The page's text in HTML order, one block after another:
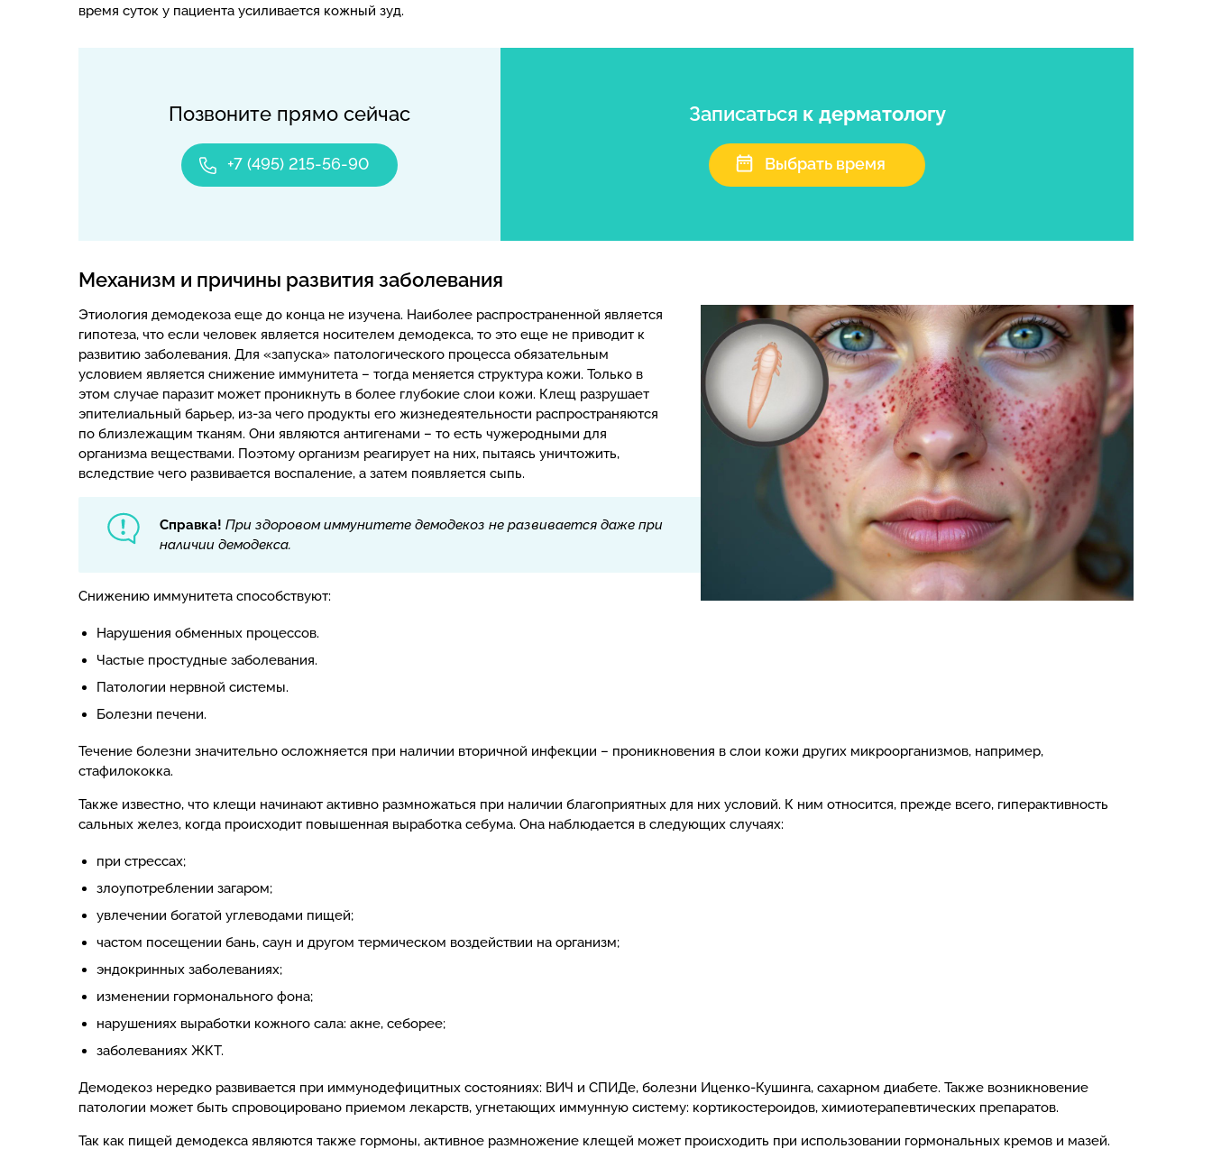
время суток у пациента усиливается кожный зуд.
Позвоните прямо сейчас
+7 (495) 215-56-90
Записаться к дерматологу
Выбрать время
Механизм и причины развития заболевания
Этиология демодекоза еще до конца не изучена. Наиболее распространенной является
гипотеза, что если человек является носителем демодекса, то это еще не приводит к
развитию заболевания. Для «запуска» патологического процесса обязательным
условием является снижение иммунитета – тогда меняется структура кожи. Только в
этом случае паразит может проникнуть в более глубокие слои кожи. Клещ разрушает
эпителиальный барьер, из-за чего продукты его жизнедеятельности распространяются
по близлежащим тканям. Они являются антигенами – то есть чужеродными для
организма веществами. Поэтому организм реагирует на них, пытаясь уничтожить,
вследствие чего развивается воспаление, а затем появляется сыпь.
Справка! При здоровом иммунитете демодекоз не развивается даже при
наличии демодекса.
Снижению иммунитета способствуют:
Нарушения обменных процессов.
Частые простудные заболевания.
Патологии нервной системы.
Болезни печени.
Течение болезни значительно осложняется при наличии вторичной инфекции – проникновения в слои кожи других микроорганизмов, например,
стафилококка.
Также известно, что клещи начинают активно размножаться при наличии благоприятных для них условий. К ним относится, прежде всего, гиперактивность
сальных желез, когда происходит повышенная выработка себума. Она наблюдается в следующих случаях:
при стрессах;
злоупотреблении загаром;
увлечении богатой углеводами пищей;
частом посещении бань, саун и другом термическом воздействии на организм;
эндокринных заболеваниях;
изменении гормонального фона;
нарушениях выработки кожного сала: акне, себорее;
заболеваниях ЖКТ.
Демодекоз нередко развивается при иммунодефицитных состояниях: ВИЧ и СПИДе, болезни Иценко-Кушинга, сахарном диабете. Также возникновение
патологии может быть спровоцировано приемом лекарств, угнетающих иммунную систему: кортикостероидов, химиотерапевтических препаратов.
Так как пищей демодекса являются также гормоны, активное размножение клещей может происходить при использовании гормональных кремов и мазей.